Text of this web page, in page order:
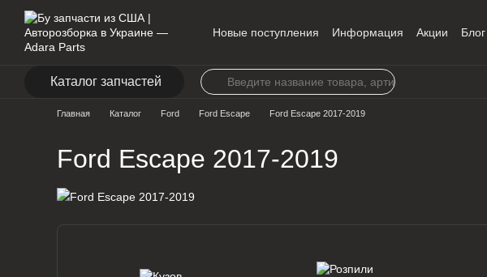
Перейти к основному контенту
Новые поступления
Информация Акции Блог
Каталог запчастей
Главная Каталог Ford Ford Escape Ford Escape 2017-2019
Ford Escape 2017-2019